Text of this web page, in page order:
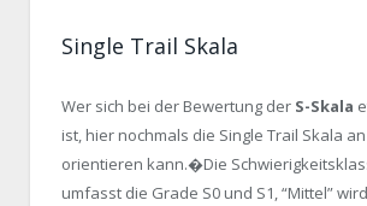
Single Trail Skala
Wer sich bei der Bewertung der S-Skala
ist, hier nochmals die Single Trail Skala
orientieren kann.�Die
umfasst die Grade S0 und S1, “Mittel”